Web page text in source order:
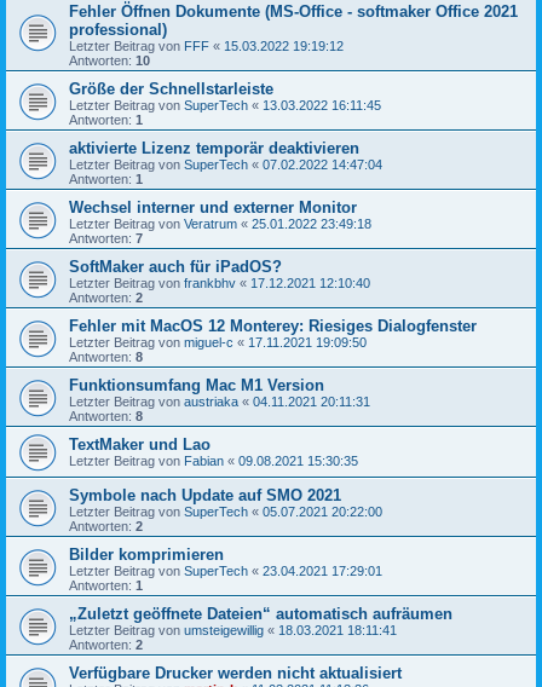
Fehler Öffnen Dokumente (MS-Office - softmaker Office 2021
professional)
Letzter Beitrag von FFF « 15.03.2022 19:19:12
Antworten: 10
Größe der Schnellstarleiste
Letzter Beitrag von SuperTech « 13.03.2022 16:11:45
Antworten: 1
aktivierte Lizenz temporär deaktivieren
Letzter Beitrag von SuperTech « 07.02.2022 14:47:04
Antworten: 1
Wechsel interner und externer Monitor
Letzter Beitrag von Veratrum « 25.01.2022 23:49:18
Antworten: 7
SoftMaker auch für iPadOS?
Letzter Beitrag von frankbhv « 17.12.2021 12:10:40
Antworten: 2
Fehler mit MacOS 12 Monterey: Riesiges Dialogfenster
Letzter Beitrag von miguel-c « 17.11.2021 19:09:50
Antworten: 8
Funktionsumfang Mac M1 Version
Letzter Beitrag von austriaka « 04.11.2021 20:11:31
Antworten: 8
TextMaker und Lao
Letzter Beitrag von Fabian « 09.08.2021 15:30:35
Symbole nach Update auf SMO 2021
Letzter Beitrag von SuperTech « 05.07.2021 20:22:00
Antworten: 2
Bilder komprimieren
Letzter Beitrag von SuperTech « 23.04.2021 17:29:01
Antworten: 1
„Zuletzt geöffnete Dateien“ automatisch aufräumen
Letzter Beitrag von umsteigewillig « 18.03.2021 18:11:41
Antworten: 2
Verfügbare Drucker werden nicht aktualisiert